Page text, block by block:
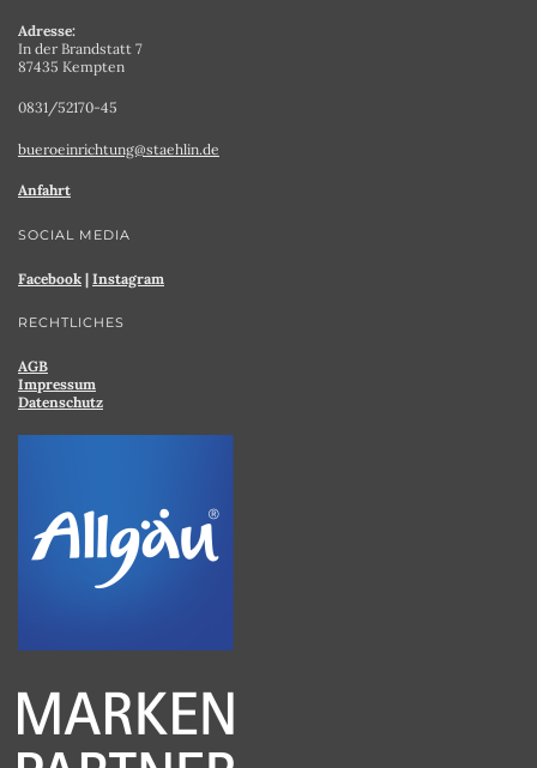
Adresse:
In der Brandstatt 7
87435 Kempten
0831/52170-45
bueroeinrichtung@staehlin.de
Anfahrt
SOCIAL MEDIA
Facebook | Instagram
RECHTLICHES
AGB
Impressum
Datenschutz